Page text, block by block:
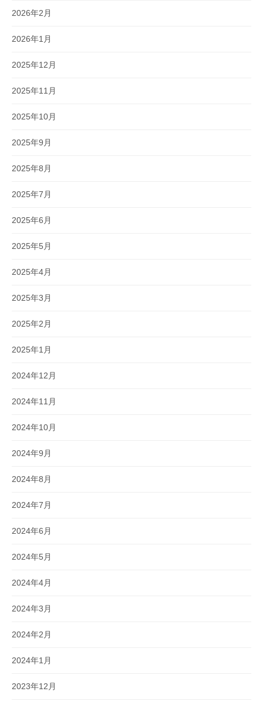
2026年2月
2026年1月
2025年12月
2025年11月
2025年10月
2025年9月
2025年8月
2025年7月
2025年6月
2025年5月
2025年4月
2025年3月
2025年2月
2025年1月
2024年12月
2024年11月
2024年10月
2024年9月
2024年8月
2024年7月
2024年6月
2024年5月
2024年4月
2024年3月
2024年2月
2024年1月
2023年12月